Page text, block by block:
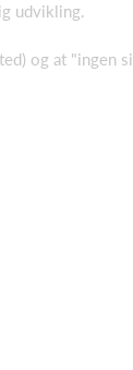
udvikling.
og at "ingen